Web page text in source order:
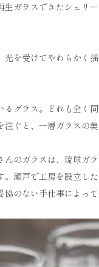
ガラスできたシェリ
を受けてやわらかく
るグラス。どれも全く
ぐと、一層ガラスの美
のガラスは、琉球ガ
瀬戸で工房を設立し
のない手仕事によっ